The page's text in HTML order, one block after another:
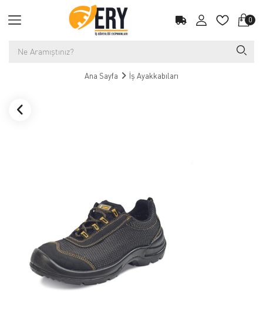
0
Ana Sayfa İş Ayakkabıları